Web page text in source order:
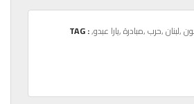
TAG : ,لبنان,حرب,مبادرة